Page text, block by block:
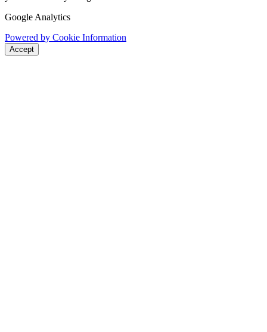
Google Analytics
Powered by Cookie Information
Accept